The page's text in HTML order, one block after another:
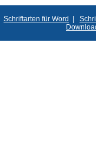
Schriftarten für Word |